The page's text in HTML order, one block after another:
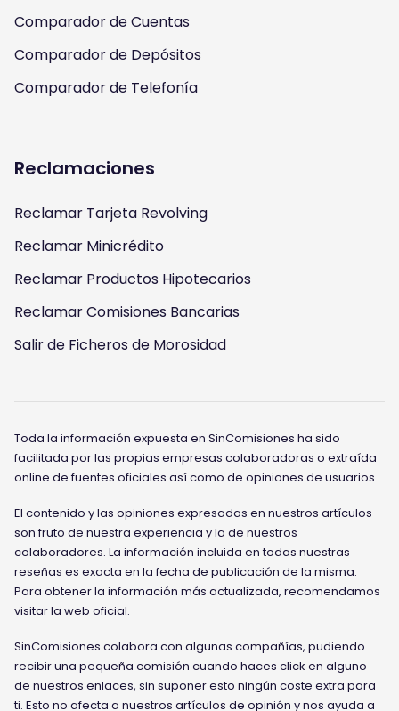
Comparador de Cuentas
Comparador de Depósitos
Comparador de Telefonía
Reclamaciones
Reclamar Tarjeta Revolving
Reclamar Minicrédito
Reclamar Productos Hipotecarios
Reclamar Comisiones Bancarias
Salir de Ficheros de Morosidad
Toda la información expuesta en SinComisiones ha sido
facilitada por las propias empresas colaboradoras o extraída
online de fuentes oficiales así como de opiniones de usuarios.
El contenido y las opiniones expresadas en nuestros artículos
son fruto de nuestra experiencia y la de nuestros
colaboradores. La información incluida en todas nuestras
reseñas es exacta en la fecha de publicación de la misma.
Para obtener la información más actualizada, recomendamos
visitar la web oficial.
SinComisiones colabora con algunas compañías, pudiendo
recibir una pequeña comisión cuando haces click en alguno
de nuestros enlaces, sin suponer esto ningún coste extra para
ti. Esto no afecta a nuestros artículos de opinión y nos ayuda a